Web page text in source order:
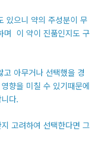
있으니 약의 주성분이 무
며 이 약이 진품인지도 구
아무거나 선택했을 경
향을 미칠 수 있기때문에
다.
고려하여 선택한다면 그